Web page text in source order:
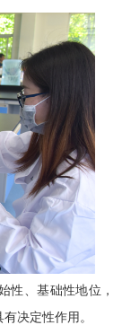
性、基础性地位，
决定性作用。